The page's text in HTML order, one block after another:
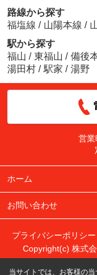
路線から探す
福塩線 / 山陽本線 /
駅から探す
福山 / 東福山 / 備後
湯田村 / 駅家 / 湯野
営業
ホーム
お問い合わせ
プライバシーポリシー
Copyright(c) 株式
当サイトでは、お客様の